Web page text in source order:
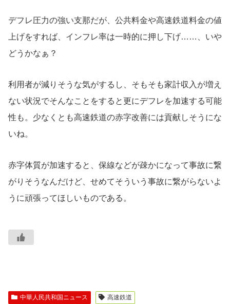
デフレ圧力の強い支那だが、公共料金や高速鉄道料金の値
上げをすれば、インフレ率は一時的に押し下げ……、いや
どうかなぁ？
利用者が減りそうな気がするし、そもそも家計収入が増え
ない状況でそんなことをすると更にデフレを加速する可能
性も。少なくとも高速鉄道の赤字改善には貢献しそうにな
いね。
赤字体質が加速すると、保線などが疎かになって事故に繋
がりそうなんだけど、せめてそういう事故に繋がらないよ
うに頑張ってほしいものである。
中華人民共和国ニュース 高速鉄道